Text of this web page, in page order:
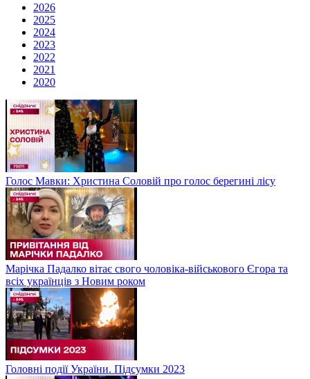
2026
2025
2024
2023
2022
2021
2020
Голос Мавки: Христина Соловій про голос берегині лісу
Марічка Падалко вітає свого чоловіка-військового Єгора та
всіх українців з Новим роком
Головні події України. Підсумки 2023